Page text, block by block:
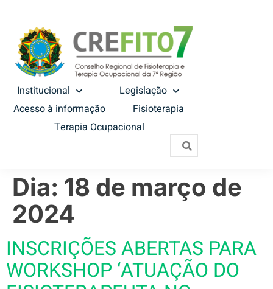
Institucional
Legislação
Acesso à informação
Fisioterapia
Terapia Ocupacional
Dia: 18 de março de
2024
INSCRIÇÕES ABERTAS PARA
WORKSHOP ‘ATUAÇÃO DO